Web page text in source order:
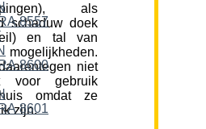
als
schaduw doek
en tal van
niet
voor gebruik
omdat ze
zijn.